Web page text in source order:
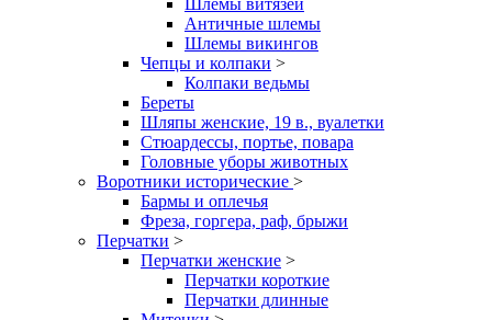
Шлемы витязей
Античные шлемы
Шлемы викингов
Чепцы и колпаки >
Колпаки ведьмы
Береты
Шляпы женские, 19 в., вуалетки
Стюардессы, портье, повара
Головные уборы животных
Воротники исторические >
Бармы и оплечья
Фреза, горгера, раф, брыжи
Перчатки >
Перчатки женские >
Перчатки короткие
Перчатки длинные